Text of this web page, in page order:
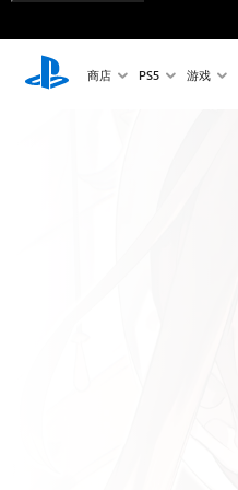
商店 PS5 游戏